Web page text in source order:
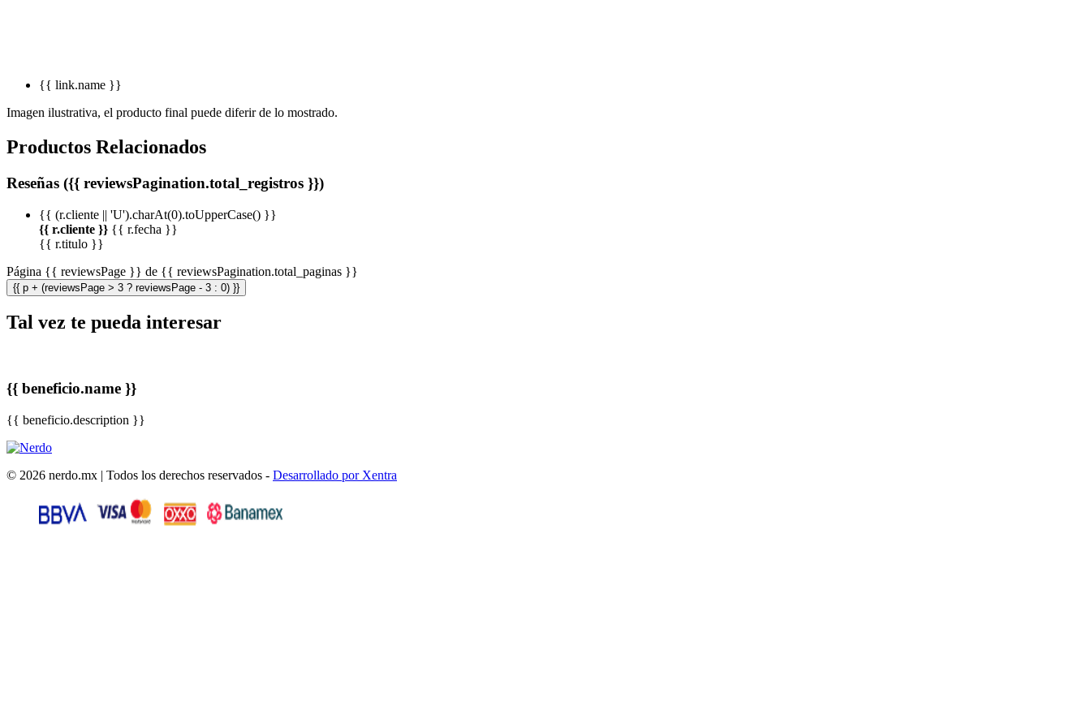
{{ link.name }}
Imagen ilustrativa, el producto final puede diferir de lo mostrado.
Productos Relacionados
Reseñas ({{ reviewsPagination.total_registros }})
{{ (r.cliente || 'U').charAt(0).toUpperCase() }}
{{ r.cliente }} {{ r.fecha }}
{{ r.titulo }}
Página {{ reviewsPage }} de {{ reviewsPagination.total_paginas }}
{{ p + (reviewsPage > 3 ? reviewsPage - 3 : 0) }}
Tal vez te pueda interesar
{{ beneficio.name }}
{{ beneficio.description }}
© 2026 nerdo.mx | Todos los derechos reservados - Desarrollado por Xentra